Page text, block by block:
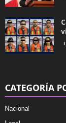
CATEGORÍA
Nacional